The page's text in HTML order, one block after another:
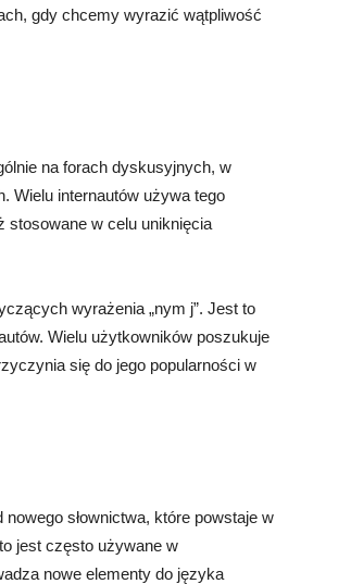
gdy chcemy wyrazić wątpliwość
na forach dyskusyjnych, w
Wielu internautów używa tego
stosowane w celu uniknięcia
wyrażenia „nym j”. Jest to
Wielu użytkowników poszukuje
się do jego popularności w
słownictwa, które powstaje w
jest często używane w
nowe elementy do języka